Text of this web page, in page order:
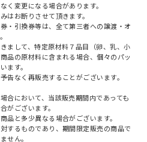
く変更になる場合があります。
はお断りさせて頂きます。
・引換券等は、全て第三者への譲渡・オ
まして、特定原材料７品目（卵、乳、小
品の原材料に含まれる場合、個々のパッ
ます。
告なく再販売することがございます。
合において、当該販売期間内であっても
がございます。
品と多少異なる場合がございます。
するものであり、期間限定販売の商品で
せん。